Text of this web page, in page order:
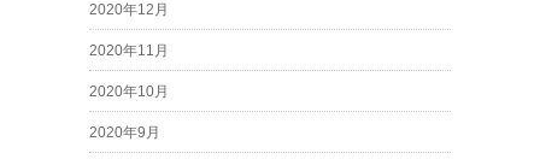
2020年12月
2020年11月
2020年10月
2020年9月